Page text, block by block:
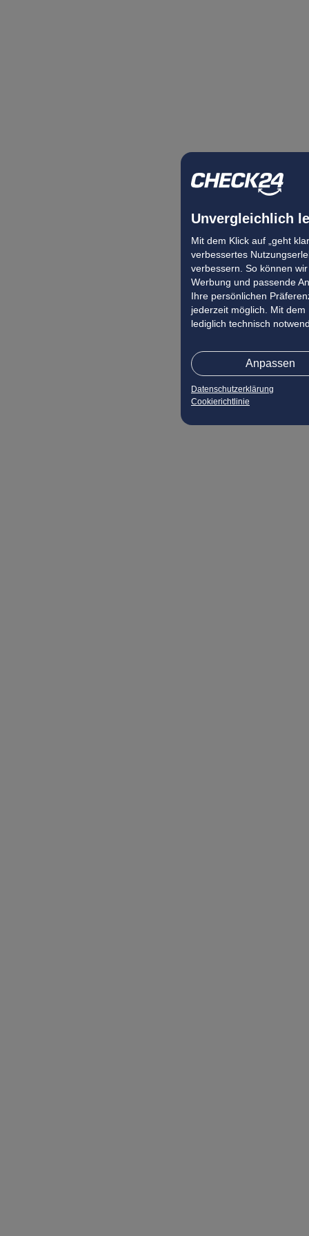
Unvergleichlich
Mit dem Klick auf „geht
verbessertes
verbessern. So können
Werbung und passende
Ihre persönlichen
jederzeit möglich. Mit dem
lediglich technisch
Anpassen
Datenschutzerklärung
Cookierichtlinie